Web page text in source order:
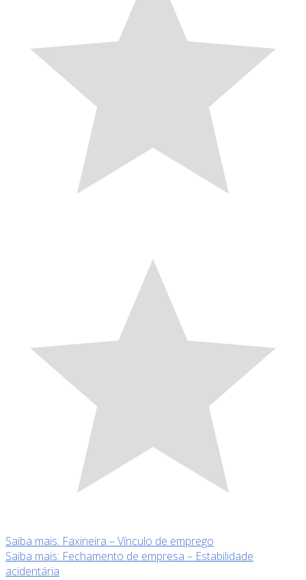
Saiba mais: Faxineira – Vínculo de emprego
Saiba mais: Fechamento de empresa – Estabilidade
acidentária